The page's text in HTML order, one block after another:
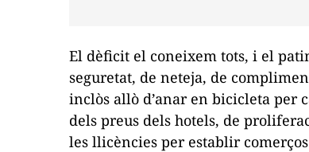
El dèficit el coneixem tots, i el
seguretat, de neteja, de
inclòs allò d’anar en bicicleta per
dels preus dels hotels, de
les llicències per establir